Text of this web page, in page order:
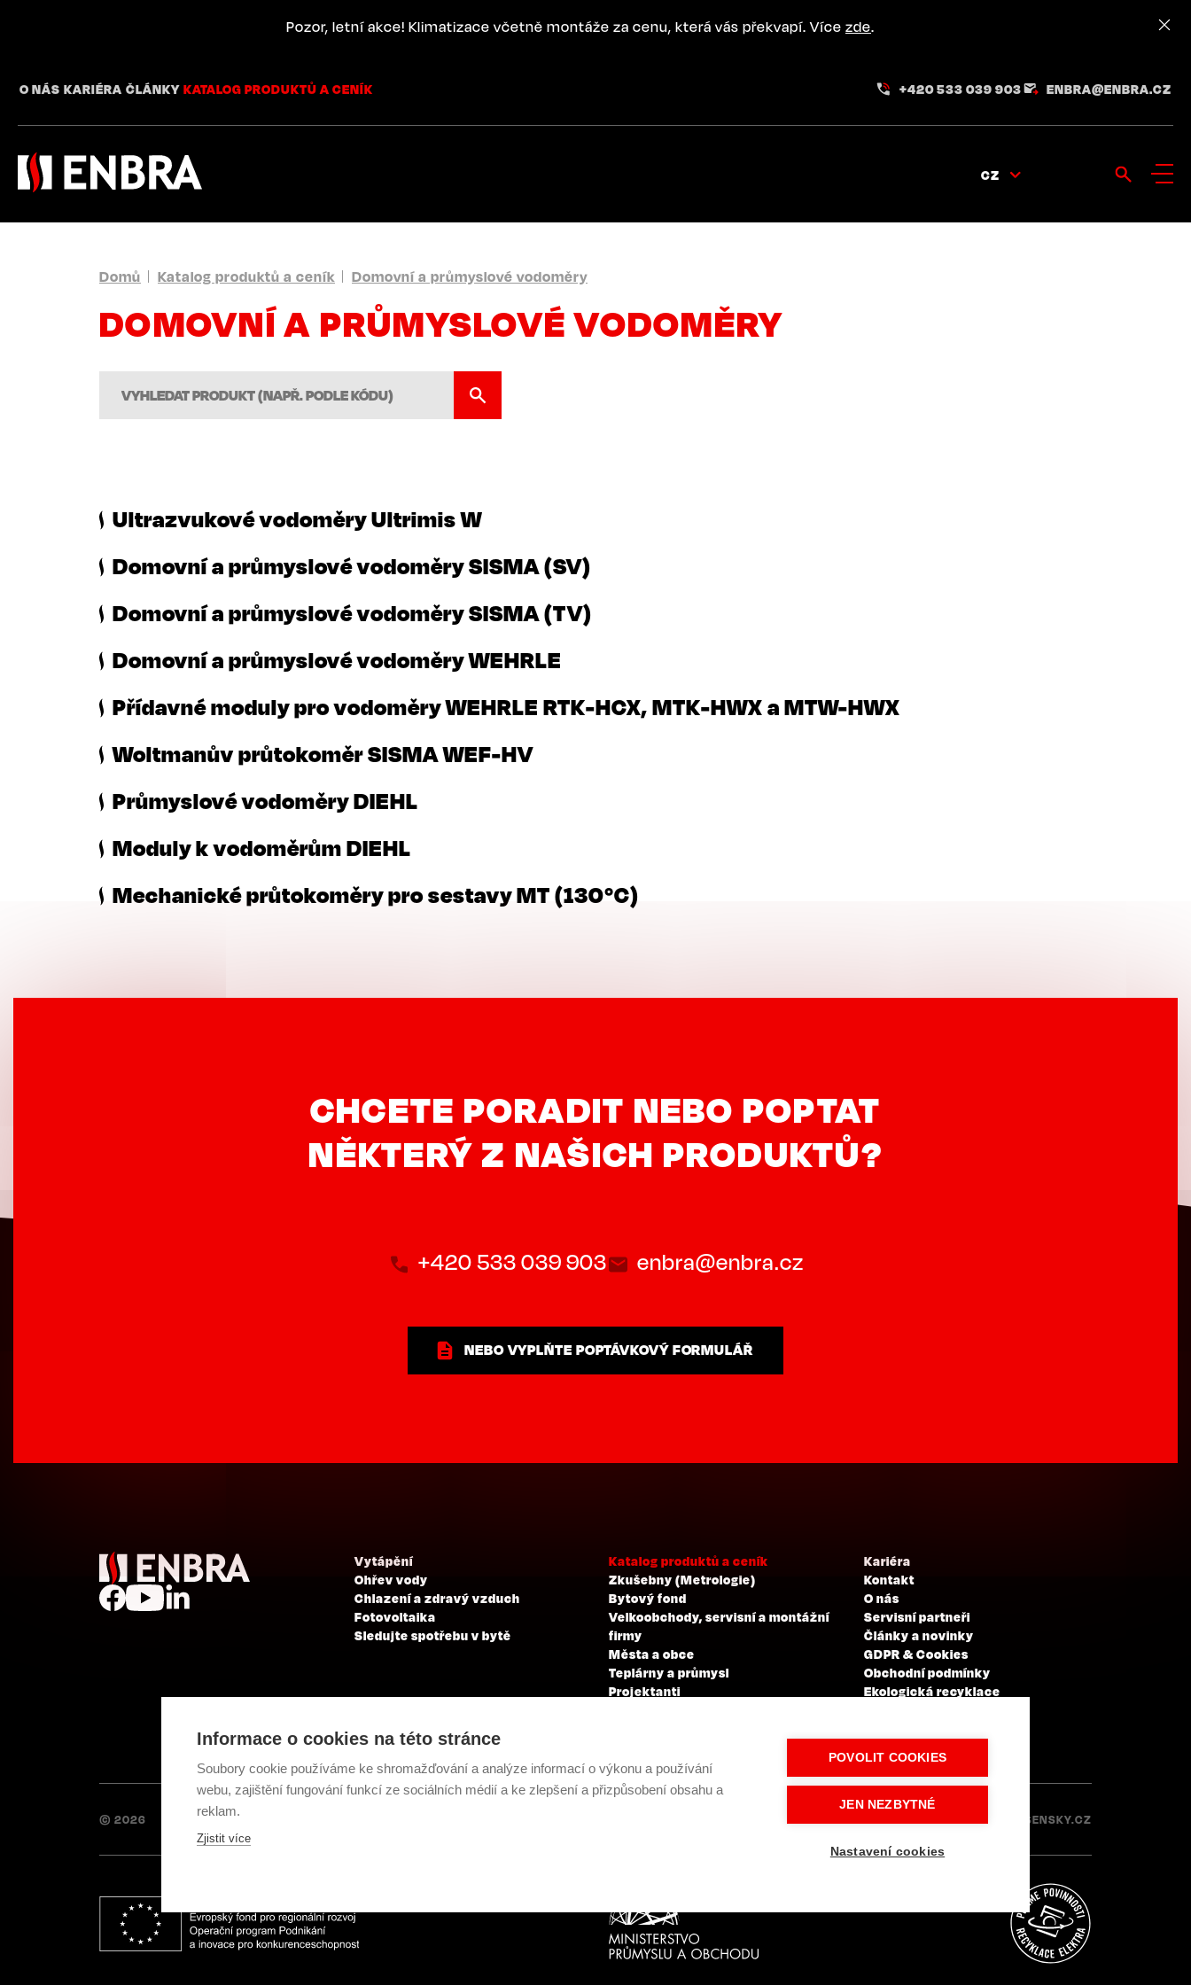
Pozor, letní akce! Klimatizace včetně montáže za cenu, která vás překvapí. Více zde.
O NÁS KARIÉRA ČLÁNKY KATALOG PRODUKTŮ A CENÍK +420 533 039 903 ENBRA@ENBRA.CZ
CZ
DROBEČKOVÁ
NAVIGACE
Domů Katalog produktů a ceník Domovní a průmyslové vodoměry
DOMOVNÍ A PRŮMYSLOVÉ VODOMĚRY
Ultrazvukové vodoměry Ultrimis W
Domovní a průmyslové vodoměry SISMA (SV)
Domovní a průmyslové vodoměry SISMA (TV)
Domovní a průmyslové vodoměry WEHRLE
Přídavné moduly pro vodoměry WEHRLE RTK-HCX, MTK-HWX a MTW-HWX
Woltmanův průtokoměr SISMA WEF-HV
Průmyslové vodoměry DIEHL
Moduly k vodoměrům DIEHL
Mechanické průtokoměry pro sestavy MT (130°C)
CHCETE PORADIT NEBO POPTAT
NĚKTERÝ Z NAŠICH PRODUKTŮ?
+420 533 039 903 enbra@enbra.cz
NEBO VYPLŇTE POPTÁVKOVÝ FORMULÁŘ
Vytápění
Ohřev vody
Chlazení a zdravý vzduch
Fotovoltaika
Sledujte spotřebu v bytě
Katalog produktů a ceník
Zkušebny (Metrologie)
Bytový fond
Velkoobchody, servisní a montážní
firmy
Města a obce
Teplárny a průmysl
Projektanti
Kariéra
Kontakt
O nás
Servisní partneři
Články a novinky
GDPR & Cookies
Obchodní podmínky
Ekologická recyklace
© 2026 LESENSKY.CZ
Informace o cookies na této stránce
Soubory cookie používáme ke shromažďování a analýze informací o výkonu a používání
webu, zajištění fungování funkcí ze sociálních médií a ke zlepšení a přizpůsobení obsahu a
reklam.
Zjistit více
POVOLIT COOKIES
JEN NEZBYTNÉ
Nastavení cookies